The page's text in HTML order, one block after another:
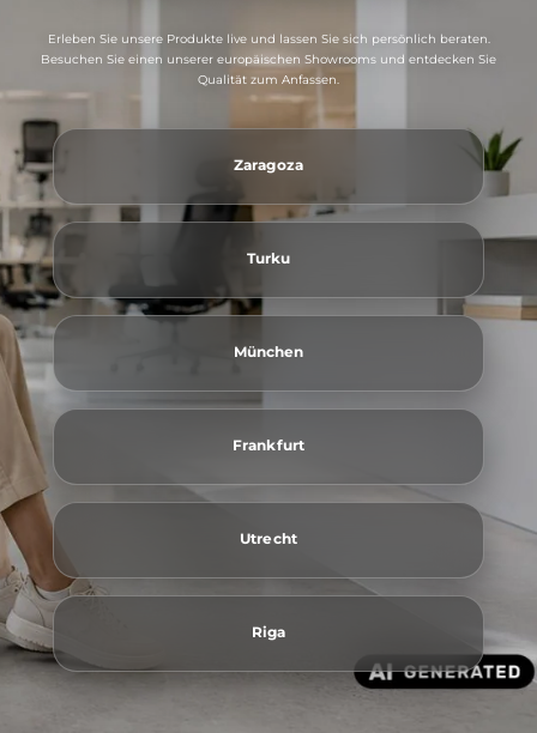
Erleben Sie unsere Produkte live und lassen Sie sich persönlich beraten.
Besuchen Sie einen unserer europäischen Showrooms und entdecken Sie
Qualität zum Anfassen.
Zaragoza
Turku
München
Frankfurt
Utrecht
Riga